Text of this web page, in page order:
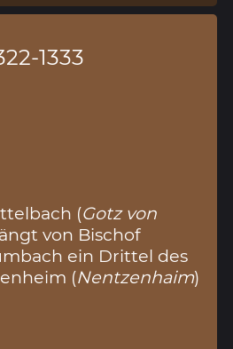
1333
(Gotz von
von Bischof
ein Drittel des
(Nentzenhaim)